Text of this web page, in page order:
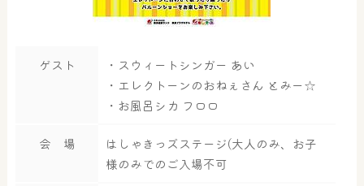
ゲスト
・スウィートシンガー あい
・エレクトーンのおねぇさん とみー☆
・お風呂シカ フロロ
会 場
はしゃきっズステージ(大人のみ、お子
様のみでのご入場不可